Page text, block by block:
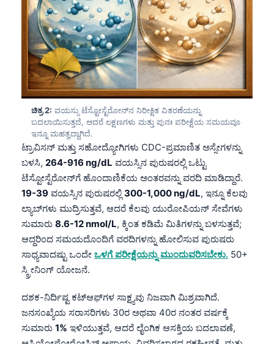
ಚಿತ್ರ 2: ವಯಸ್ಸು ಟೆಸ್ಟೋಸ್ಟೆರೋನ್‌ನ ನಿರೀಕ್ಷಿತ ವಿತರಣೆಯನ್ನು
ಬದಲಾಯಿಸುತ್ತದೆ, ಆದರೆ ಲಕ್ಷಣಗಳು ಮತ್ತು ಪುನಃ ಪರೀಕ್ಷೆಯ ಸಮಯವೂ
ಇನ್ನೂ ಮಹತ್ವದ್ದಾಗಿದೆ.
ಟ್ರಾವಿಸನ್ ಮತ್ತು ಸಹೋದ್ಯೋಗಿಗಳು CDC-ಪ್ರಮಾಣಿತ ಅಸ್ಸೇಗಳನ್ನು
ಬಳಸಿ, 264-916 ng/dL ವಯಸ್ಸಿನ ಪುರುಷರಲ್ಲಿ ಒಟ್ಟು
ಟೆಸ್ಟೋಸ್ಟೆರೋನ್‌ಗೆ ಹೊಂದಾಣಿಕೆಯ ಅಂತರವನ್ನು ವರದಿ ಮಾಡಿದ್ದಾರೆ.
19-39 ವಯಸ್ಸಿನ ಪುರುಷರಲ್ಲಿ 300-1,000 ng/dL, ಇನ್ನೂ ಕೆಲವು
ಲ್ಯಾಬ್‌ಗಳು ಮುದ್ರಿಸುತ್ತವೆ, ಆದರೆ ಕೆಲವು ಯುರೋಪಿಯನ್ ಸೇವೆಗಳು
ಸುಮಾರು 8.6-12 nmol/L, ಕ್ಕಿಂತ ಕಡಿಮೆ ಮಿತಿಗಳನ್ನು ಬಳಸುತ್ತವೆ;
ಆದ್ದರಿಂದ ಸಮಯದೊಂದಿಗೆ ವರದಿಗಳನ್ನು ಹೋಲಿಸುವ ಪುರುಷರು
ಸಾಧ್ಯವಾದಷ್ಟು ಒಂದೇ ಒಳಗೆ ಪರೀಕ್ಷೆಯನ್ನು ಮುಂದುವರಿಸಬೇಕು. 50+
ಸ್ಕ್ರೀನಿಂಗ್ ಯೋಜನೆ.
ದಶಕ-ನಿರ್ದಿಷ್ಟ ಕಟ್‌ಆಫ್‌ಗಳ ಸಾಕ್ಷ್ಯವು ನಿಜವಾಗಿ ಮಿಶ್ರವಾಗಿದೆ.
ಜನಸಂಖ್ಯೆಯ ಸರಾಸರಿಗಳು 30ರ ಅಥವಾ 40ರ ನಂತರ ವರ್ಷಕ್ಕೆ
ಸುಮಾರು 1% ಇಳಿಯುತ್ತವೆ, ಆದರೆ ಲೈಂಗಿಕ ಆಸಕ್ತಿಯ ಬದಲಾವಣೆ,